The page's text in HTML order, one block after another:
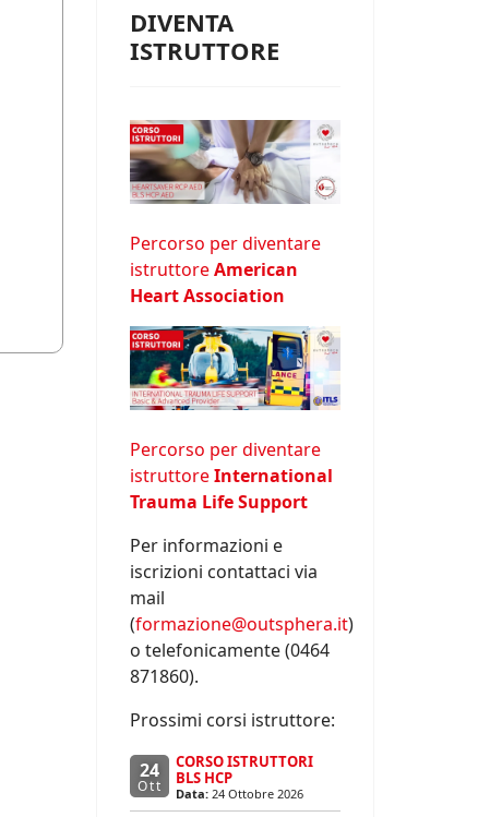
DIVENTA
ISTRUTTORE
Percorso per diventare
istruttoreAmerican
Heart Association
Percorso per diventare
istruttoreInternational
Trauma Life Support
Per informazioni e
iscrizioni contattaci via
mail
(formazione@outsphera.it)
o telefonicamente (0464
871860).
Prossimi corsi istruttore:
24
Ott
CORSO ISTRUTTORI
BLS HCP
Data: 24 Ottobre 2026